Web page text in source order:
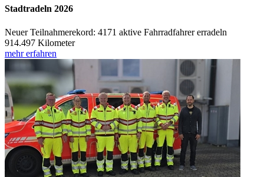
Stadtradeln 2026
Neuer Teilnahmerekord: 4171 aktive Fahrradfahrer erradeln
914.497 Kilometer
mehr erfahren